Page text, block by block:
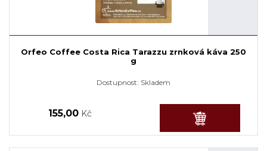
Orfeo Coffee Costa Rica Tarazzu zrnková káva 250
g
Dostupnost: Skladem
155,00 Kč